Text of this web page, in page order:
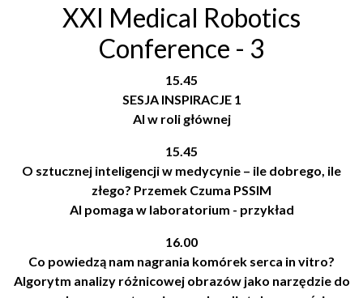
XXI Medical Robotics
Conference - 3
15.45
SESJA INSPIRACJE 1
AI w roli głównej
15.45
O sztucznej inteligencji w medycynie – ile dobrego, ile
złego? Przemek Czuma PSSIM
AI pomaga w laboratorium - przykład
16.00
Co powiedzą nam nagrania komórek serca in vitro?
Algorytm analizy różnicowej obrazów jako narzędzie do